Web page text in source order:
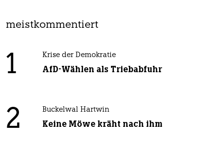
meistkommentiert
1 Krise der Demokratie
AfD-Wählen als Triebabfuhr
2 Buckelwal Hartwin
Keine Möwe kräht nach ihm